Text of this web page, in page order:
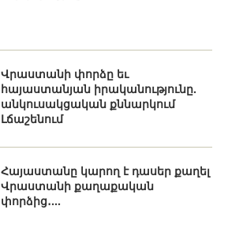
Վրաստանի փորձը եւ
հայաստանյան իրականությունը.
անկուսակցական քննարկում
Լճաշենում
Հայաստանը կարող է դասեր քաղել
Վրաստանի քաղաքական
փորձից․...